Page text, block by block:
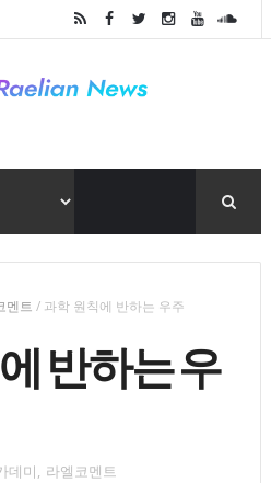
멘트 / 과학 원칙에 반하는 우주
반하는 우
데미, 라엘코멘트